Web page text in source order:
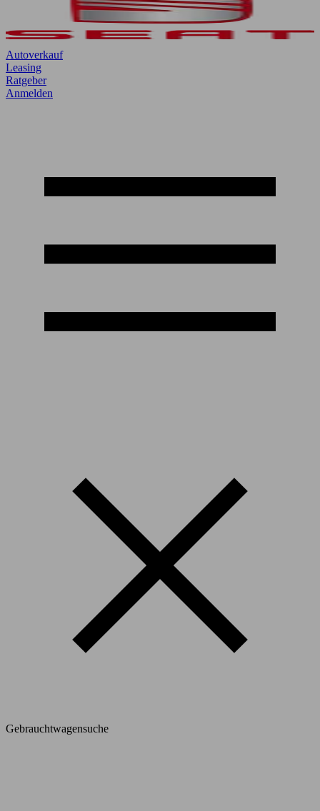
Autoverkauf
Leasing
Ratgeber
Anmelden
Gebrauchtwagensuche